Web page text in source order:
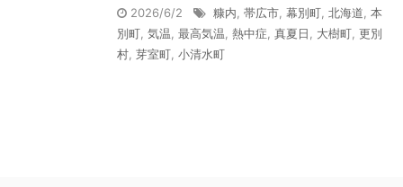
2026/6/2 糠内, 帯広市, 幕別町, 北海道, 本
別町, 気温, 最高気温, 熱中症, 真夏日, 大樹町, 更別
村, 芽室町, 小清水町